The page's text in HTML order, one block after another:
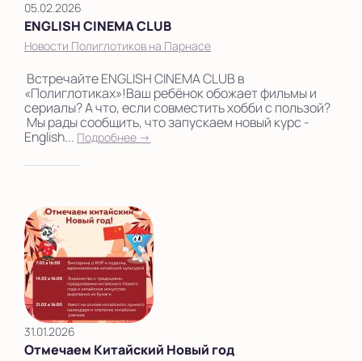
05.02.2026
ENGLISH CINEMA CLUB
Новости Полиглотиков на Парнасе
Встречайте ENGLISH CINEMA CLUB в
«Полиглотиках»!Ваш ребёнок обожает фильмы и
сериалы? А что, если совместить хобби с пользой?
Мы рады сообщить, что запускаем новый курс -
English... Подробнее →
31.01.2026
Отмечаем Китайский Новый год